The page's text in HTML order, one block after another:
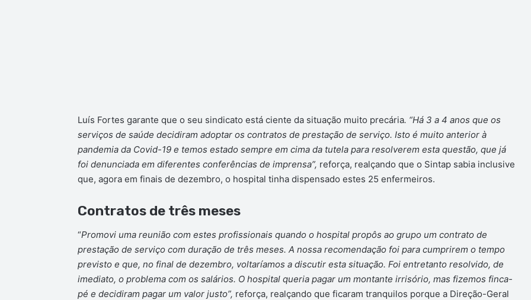
Luís Fortes garante que o seu sindicato está ciente da situação muito precária. “Há 3 a 4 anos que os
serviços de saúde decidiram adoptar os contratos de prestação de serviço. Isto é muito anterior à
pandemia da Covid-19 e temos estado sempre em cima da tutela para resolverem esta questão, que já
foi denunciada em diferentes conferências de imprensa”, reforça, realçando que o Sintap sabia inclusive
que, agora em finais de dezembro, o hospital tinha dispensado estes 25 enfermeiros.
Contratos de três meses
“Promovi uma reunião com estes profissionais quando o hospital propôs ao grupo um contrato de
prestação de serviço com duração de três meses. A nossa recomendação foi para cumprirem o tempo
previsto e que, no final de dezembro, voltaríamos a discutir esta situação. Foi entretanto resolvido, de
imediato, o problema com os salários. O hospital queria pagar um montante irrisório, mas fizemos finca-
pé e decidiram pagar um valor justo”, reforça, realçando que ficaram tranquilos porque a Direção-Geral